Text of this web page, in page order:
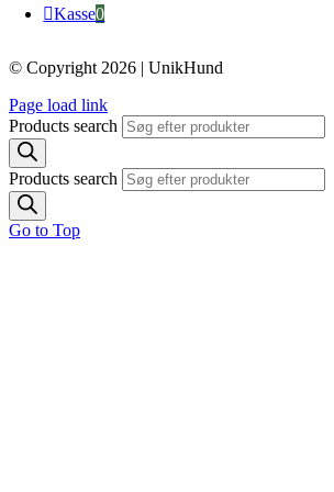
Kasse0
© Copyright 2026 | UnikHund
Page load link
Products search
Products search
Go to Top